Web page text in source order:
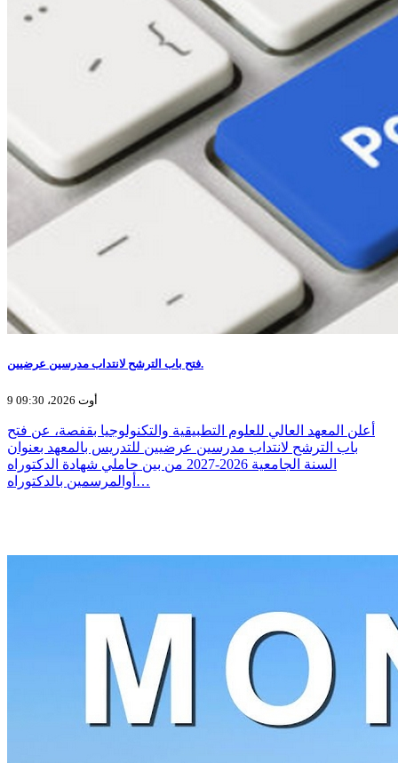
فتح باب الترشح لانتداب مدرسين عرضيين.
9 أوت 2026، 09:30
أعلن المعهد العالي للعلوم التطبيقية والتكنولوجيا بقفصة، عن فتح
باب الترشح لانتداب مدرسين عرضيين للتدريس بالمعهد بعنوان
السنة الجامعية 2026-2027 من بين حاملي شهادة الدكتوراه
أوالمرسمين بالدكتوراه…